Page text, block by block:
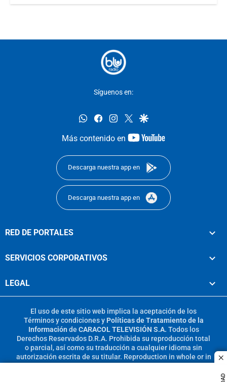
Síguenos en:
whatsappfacebookinstagram
twittergoogle
Más contenido en
youtube-
Descarga nuestra app en
Descarga nuestra app en
RED DE PORTALES
SERVICIOS CORPORATIVOS
LEGAL
El uso de este sitio web implica la aceptación de los
Términos y condicionesy Políticas de Tratamiento de la
Información de CARACOL TELEVISIÓN S.A. Todos los
Derechos Reservados D.R.A. Prohibida su reproducción total
o parcial, así como su traducción a cualquier idioma sin
autorización escrita de su titular. Reproduction in whole or in